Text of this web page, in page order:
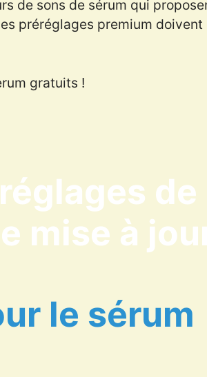
de sons de sérum qui
préréglages premium doivent
gratuits !
de
mise à
le sérum